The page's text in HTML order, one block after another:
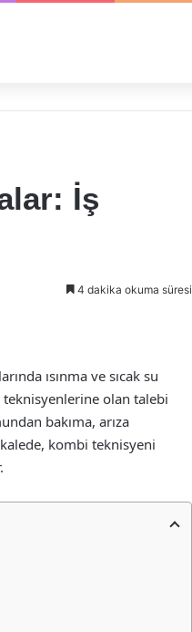
İş
4 dakika okuma süresi
ısınma ve sıcak su
teknisyenlerine olan talebi
bakıma, arıza
kombi teknisyeni